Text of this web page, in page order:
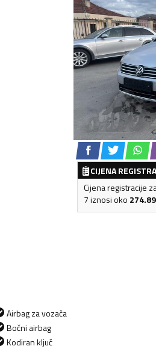
CIJENA
Cijena registracije
7 iznosi oko 274.89
Airbag za vozača
Bočni airbag
Kodiran ključ